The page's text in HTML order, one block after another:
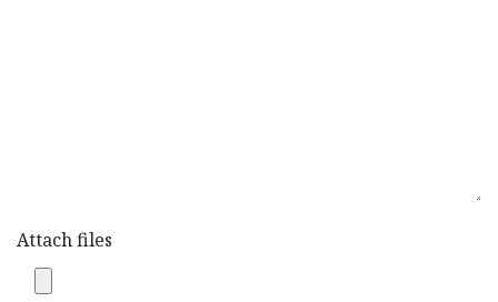
Attach files